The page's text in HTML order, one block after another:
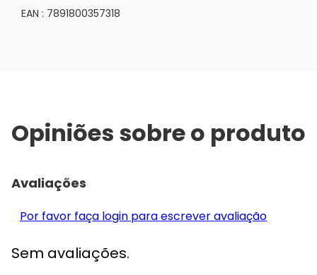
EAN : ‎7891800357318
Opiniões sobre o produto
Avaliações
Por favor faça login para escrever avaliação
Sem avaliações.